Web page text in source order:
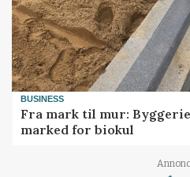
BUSINESS
Fra mark til mur:
marked for biokul